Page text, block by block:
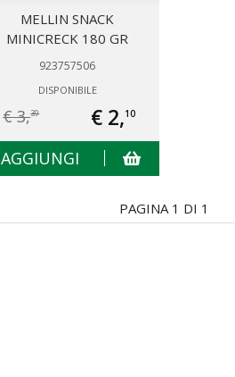
MELLIN SNACK
MINICRECK 180 GR
923757506
DISPONIBILE
€ 3,39 € 2,10
AGGIUNGI
PAGINA 1 DI 1